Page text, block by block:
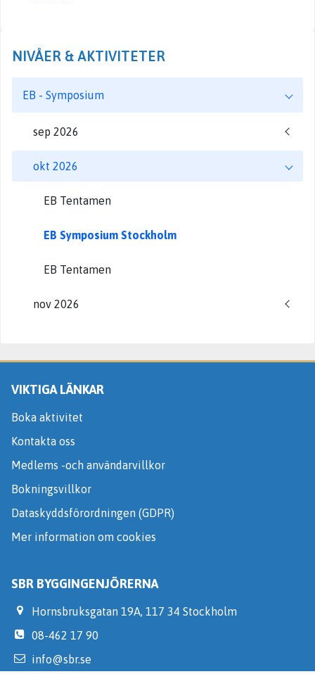
NIVÅER & AKTIVITETER
EB - Symposium
sep 2026
okt 2026
EB Tentamen
EB Symposium Stockholm
EB Tentamen
nov 2026
VIKTIGA LÄNKAR
Boka aktivitet
Kontakta oss
Medlems -och användarvillkor
Bokningsvillkor
Dataskyddsförordningen (GDPR)
Mer information om cookies
SBR BYGGINGENJÖRERNA
Hornsbruksgatan 19A, 117 34 Stockholm
08-462 17 90
info@sbr.se